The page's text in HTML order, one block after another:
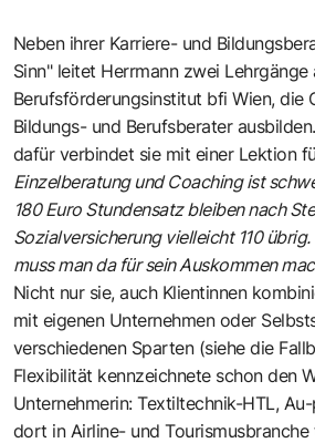
Neben ihrer Karriere- und
Sinn"leitet Herrmann zwei Lehrgänge
Berufsförderungsinstitut bfi Wien, die
Bildungs- und Berufsberater
dafür verbindet sie mit einer Lektion
Einzelberatung und Coaching ist
180 Euro Stundensatz bleiben nach
Sozialversicherung vielleicht 110
muss man da für sein Auskommen
Nicht nur sie, auch Klientinnen
mit eigenen Unternehmen oder
verschiedenen Sparten (siehe die
Flexibilität kennzeichnete schon den
Unternehmerin: Textiltechnik-HTL,
dort in Airline- und